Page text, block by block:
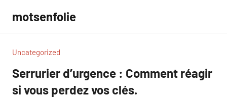
contenu
motsenfolie
Uncategorized
Serrurier d’urgence : Comment réagir
si vous perdez vos clés.